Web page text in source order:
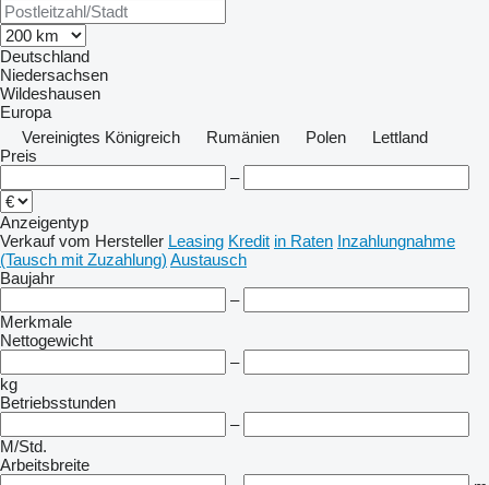
Deutschland
Niedersachsen
Wildeshausen
Europa
Vereinigtes Königreich
Rumänien Polen
Lettland
Preis
–
Anzeigentyp
Verkauf vom Hersteller Leasing Kredit in Raten Inzahlungnahme
(Tausch mit Zuzahlung) Austausch
Baujahr
–
Merkmale
Nettogewicht
–
kg
Betriebsstunden
–
M/Std.
Arbeitsbreite